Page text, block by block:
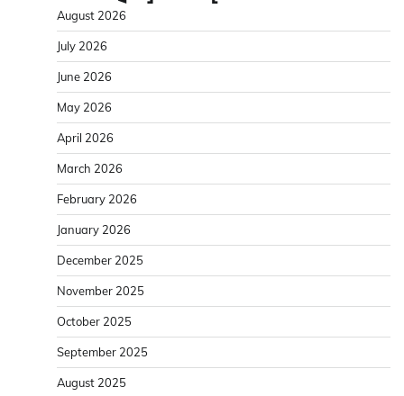
August 2026
July 2026
June 2026
May 2026
April 2026
March 2026
February 2026
January 2026
December 2025
November 2025
October 2025
September 2025
August 2025